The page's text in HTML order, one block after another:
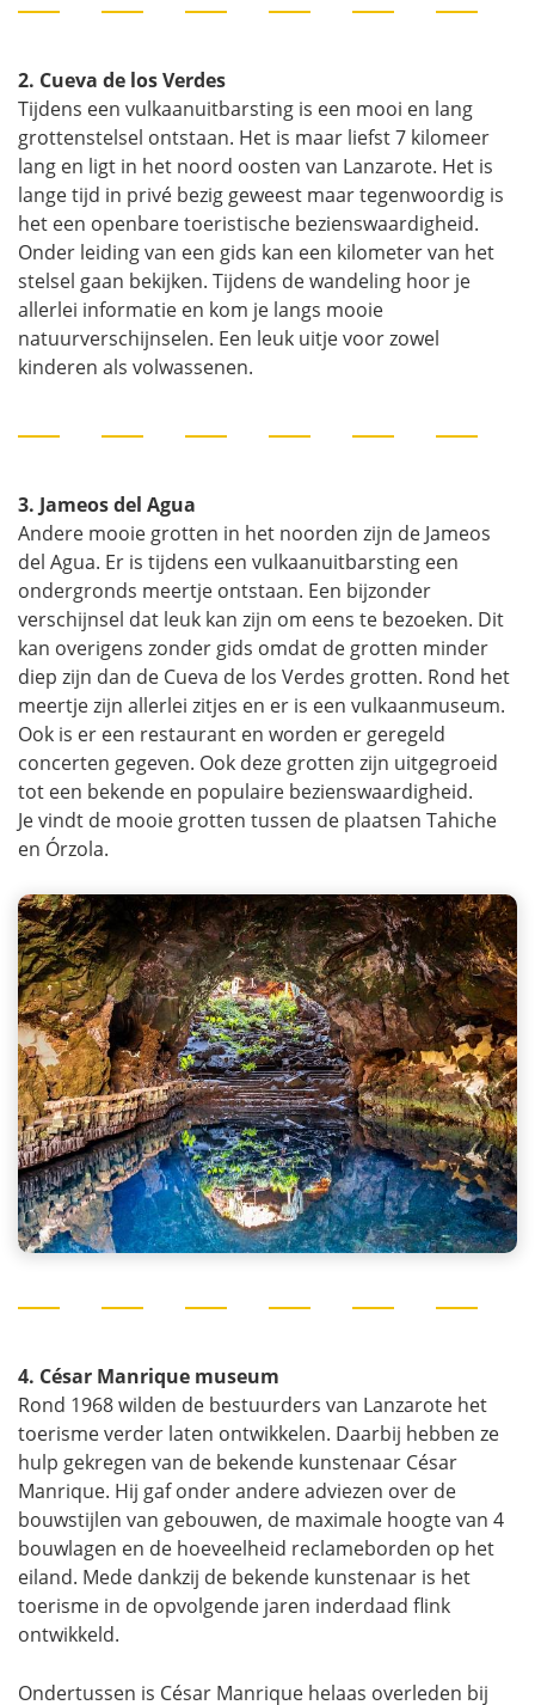
2. Cueva de los Verdes
Tijdens een vulkaanuitbarsting is een mooi en lang
grottenstelsel ontstaan. Het is maar liefst 7 kilomeer
lang en ligt in het noord oosten van Lanzarote. Het is
lange tijd in privé bezig geweest maar tegenwoordig is
het een openbare toeristische bezienswaardigheid.
Onder leiding van een gids kan een kilometer van het
stelsel gaan bekijken. Tijdens de wandeling hoor je
allerlei informatie en kom je langs mooie
natuurverschijnselen. Een leuk uitje voor zowel
kinderen als volwassenen.
3. Jameos del Agua
Andere mooie grotten in het noorden zijn de Jameos
del Agua. Er is tijdens een vulkaanuitbarsting een
ondergronds meertje ontstaan. Een bijzonder
verschijnsel dat leuk kan zijn om eens te bezoeken. Dit
kan overigens zonder gids omdat de grotten minder
diep zijn dan de Cueva de los Verdes grotten. Rond het
meertje zijn allerlei zitjes en er is een vulkaanmuseum.
Ook is er een restaurant en worden er geregeld
concerten gegeven. Ook deze grotten zijn uitgegroeid
tot een bekende en populaire bezienswaardigheid.
Je vindt de mooie grotten tussen de plaatsen Tahiche
en Órzola.
4. César Manrique museum
Rond 1968 wilden de bestuurders van Lanzarote het
toerisme verder laten ontwikkelen. Daarbij hebben ze
hulp gekregen van de bekende kunstenaar César
Manrique. Hij gaf onder andere adviezen over de
bouwstijlen van gebouwen, de maximale hoogte van 4
bouwlagen en de hoeveelheid reclameborden op het
eiland. Mede dankzij de bekende kunstenaar is het
toerisme in de opvolgende jaren inderdaad flink
ontwikkeld.
Ondertussen is César Manrique helaas overleden bij